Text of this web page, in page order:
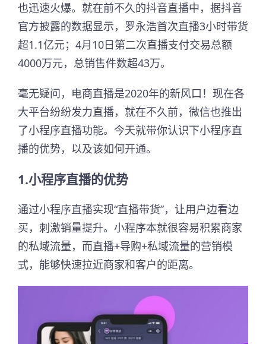
也迅速火爆。就在前不久的抖音直播中，据抖音
官方披露的数据显示，罗永浩首次直播3小时带货
超1.1亿元；4月10日第二次直播支付交易总额
4000万元，总销售件数超43万。
毫无疑问，电商直播是2020年的新风口！现在各
大平台纷纷发力直播，就在不久前，微信也推出
了小程序直播功能。今天就带你认识下小程序直
播的优势，以及该如何开通。
1.小程序直播的优势
通过小程序直播实现“直播带货”，让用户边看边
买，刺激销量提升。小程序本就很容易积累商家
的私域流量，而直播+导购+私域流量的营销模
式，能够快速拉近商家和客户的距离。